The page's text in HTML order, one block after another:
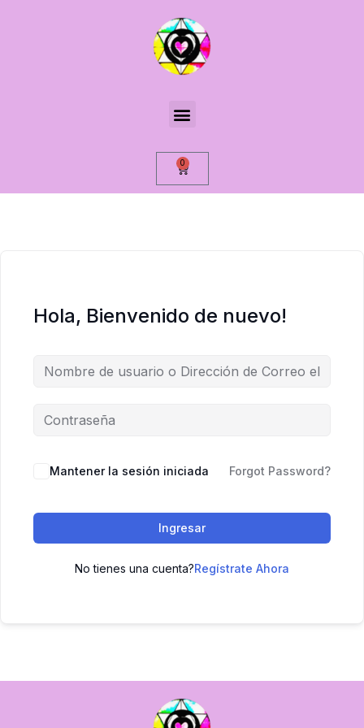
0
Hola, Bienvenido de nuevo!
Mantener la sesión iniciada Forgot Password?
Ingresar
No tienes una cuenta?Regístrate Ahora